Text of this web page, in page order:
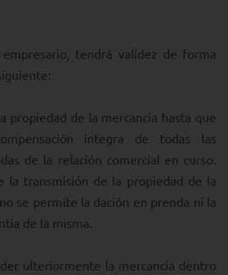
tendrá validez de forma
propiedad de la mercancía hasta que
íntegra de todas las
de la relación comercial en curso.
la transmisión de la propiedad de la
se permite la dación en prenda ni la
de la misma.
ulteriormente la mercancía dentro